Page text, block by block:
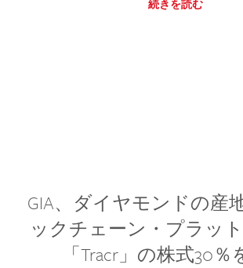
続きを読む
GIA、ダイヤモンドの産
ックチェーン・プラッ
「Tracr」の株式30％